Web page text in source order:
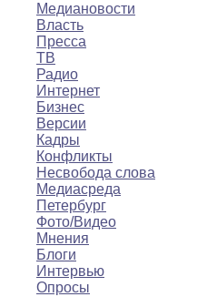
Медиановости
Власть
Пресса
ТВ
Радио
Интернет
Бизнес
Версии
Кадры
Конфликты
Несвобода слова
Медиасреда
Петербург
Фото/Видео
Мнения
Блоги
Интервью
Опросы